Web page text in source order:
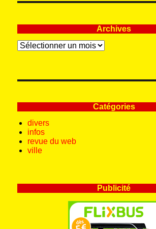
Archives
Archives
Catégories
divers
infos
revue du web
ville